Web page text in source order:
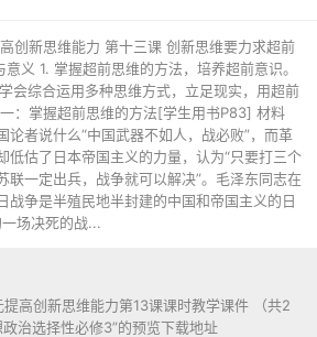
创新思维能力 第十三课 创新思维要力求超前
义 1. 掌握超前思维的方法，培养超前意识。
会综合运用多种思维方式，立足现实，用超前
：掌握超前思维的方法[学生用书P83] 材料
者说什么“中国武器不如人，战必败”，而革
低估了日本帝国主义的力量，认为“只要打三个
联一定出兵，战争就可以解决”。毛泽东同志在
战争是半殖民地半封建的中国和帝国主义的日
场决死的战...
提高创新思维能力第13课课时教学课件 （共2
治选择性必修3”的预览下载地址